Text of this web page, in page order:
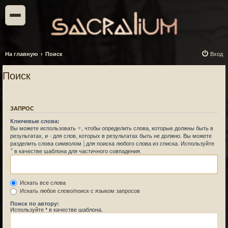
На главную Поиск Вход
Поиск
ЗАПРОС
Ключевые слова:
Вы можете использовать + , чтобы определить слова, которые должны быть в
результатах, и - для слов, которых в результатах быть не должно. Вы можете
разделить слова символом | для поиска любого слова из списка. Используйте
*в качестве шаблона для частичного совпадения.
Искать все слова
Искать любое слово/поиск с языком запросов
Поиск по автору:
Используйте * в качестве шаблона.